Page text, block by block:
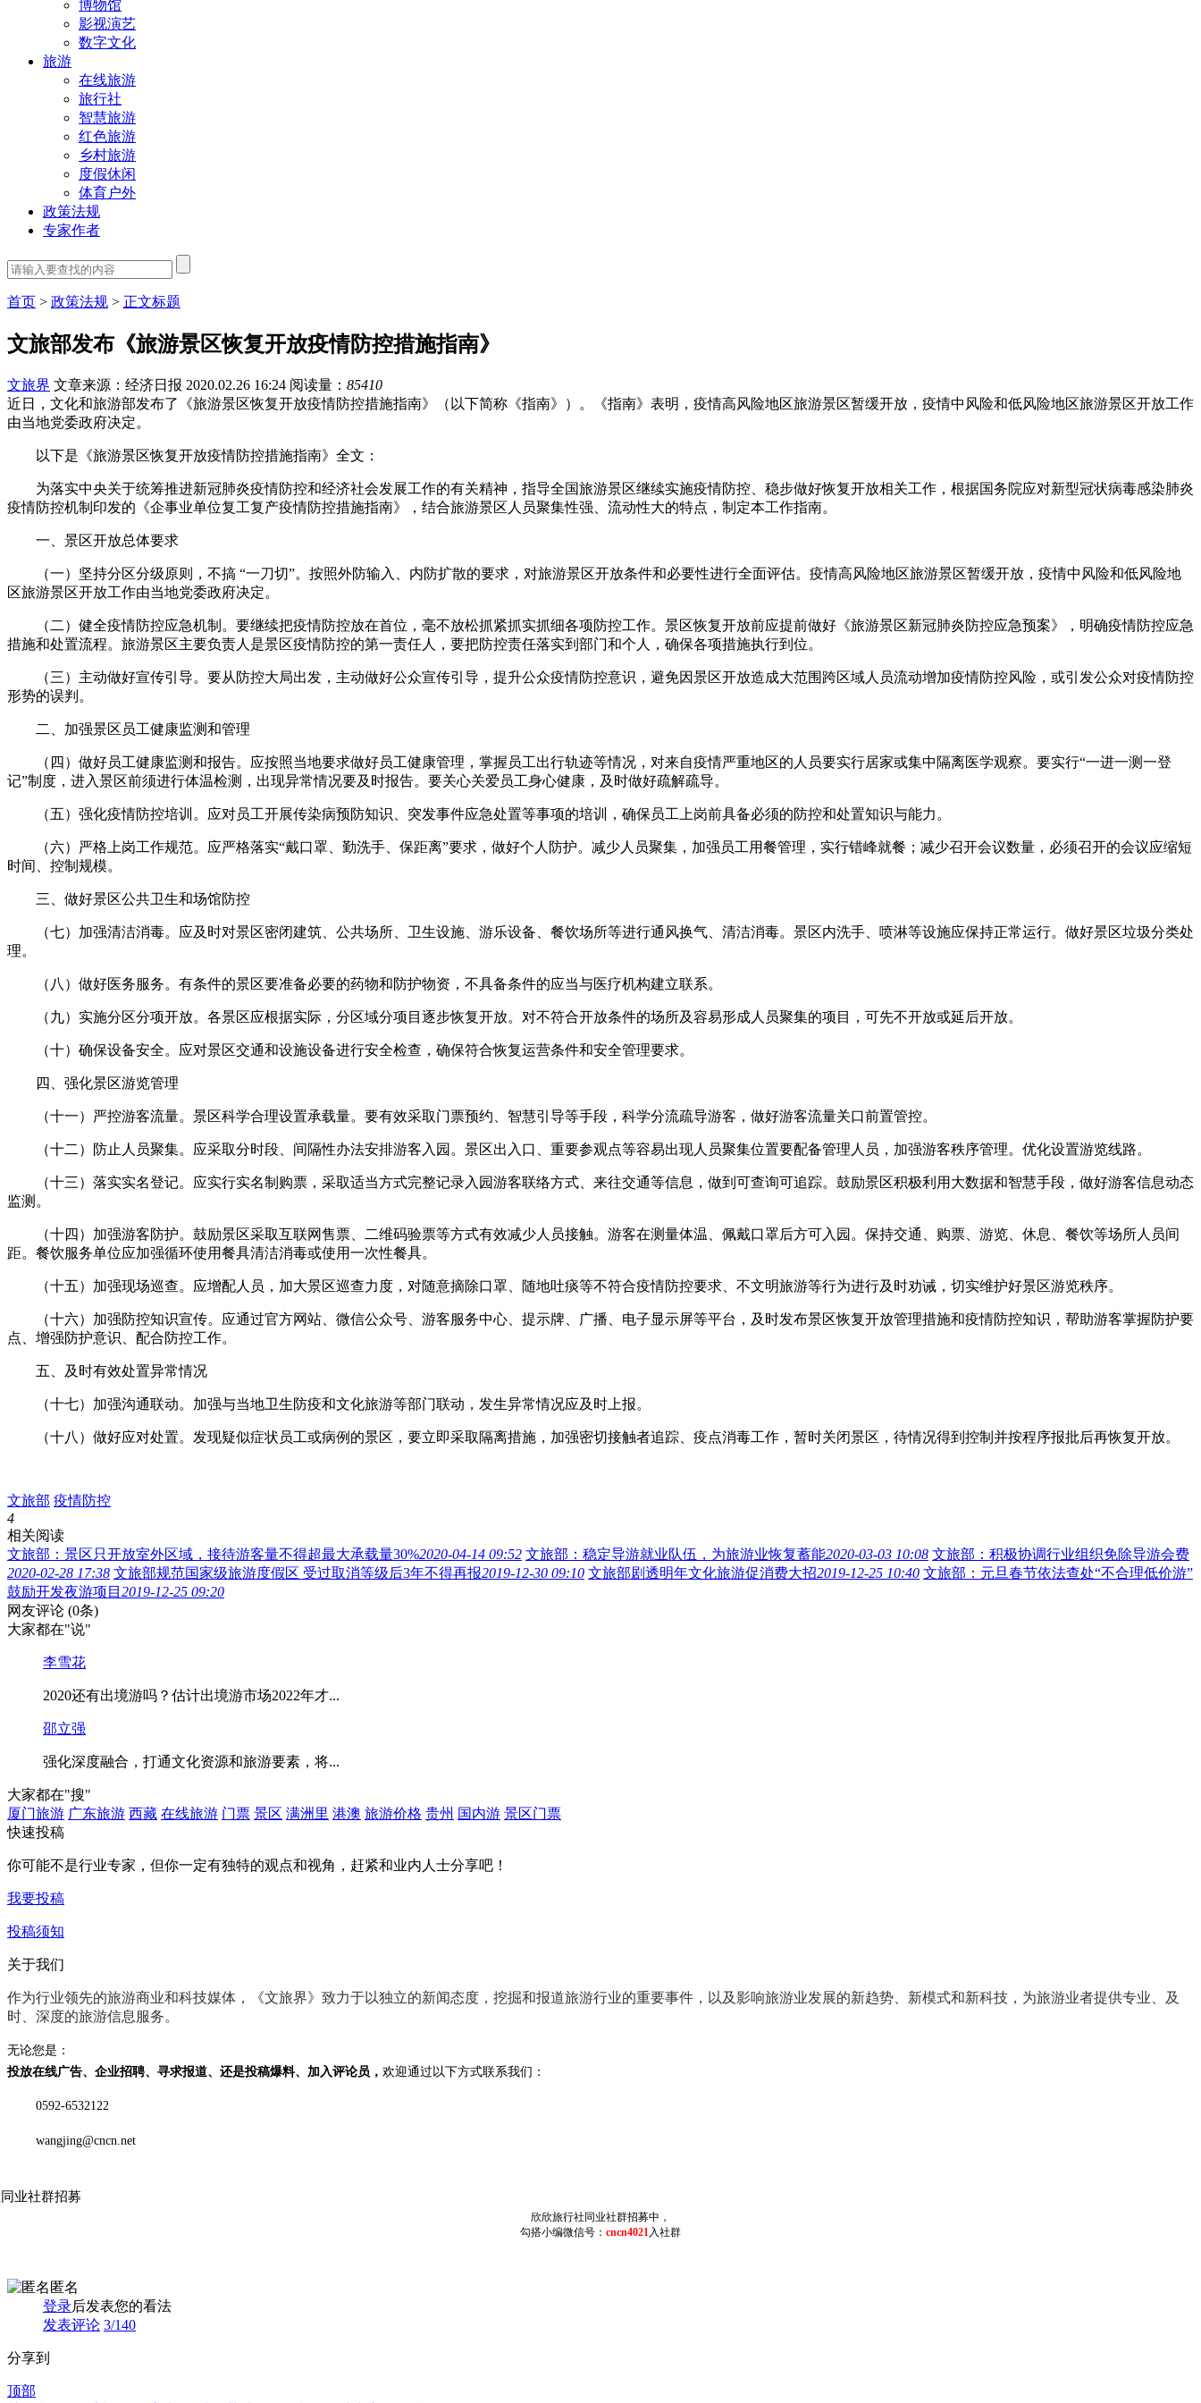
博物馆
影视演艺
数字文化
旅游
在线旅游
旅行社
智慧旅游
红色旅游
乡村旅游
度假休闲
体育户外
政策法规
专家作者
首页 > 政策法规 > 正文标题
文旅部发布《旅游景区恢复开放疫情防控措施指南》
文旅界 文章来源：经济日报 2020.02.26 16:24 阅读量： 85410
近日，文化和旅游部发布了《旅游景区恢复开放疫情防控措施指南》（以下简称《指南》）。《指南》表明，疫情高风险地区旅游景区暂缓开放，疫情中风险和低风险地区旅游景区开放工作
由当地党委政府决定。
以下是《旅游景区恢复开放疫情防控措施指南》全文：
为落实中央关于统筹推进新冠肺炎疫情防控和经济社会发展工作的有关精神，指导全国旅游景区继续实施疫情防控、稳步做好恢复开放相关工作，根据国务院应对新型冠状病毒感染肺炎
疫情防控机制印发的《企事业单位复工复产疫情防控措施指南》，结合旅游景区人员聚集性强、流动性大的特点，制定本工作指南。
一、景区开放总体要求
（一）坚持分区分级原则，不搞 “一刀切”。按照外防输入、内防扩散的要求，对旅游景区开放条件和必要性进行全面评估。疫情高风险地区旅游景区暂缓开放，疫情中风险和低风险地
区旅游景区开放工作由当地党委政府决定。
（二）健全疫情防控应急机制。要继续把疫情防控放在首位，毫不放松抓紧抓实抓细各项防控工作。景区恢复开放前应提前做好《旅游景区新冠肺炎防控应急预案》，明确疫情防控应急
措施和处置流程。旅游景区主要负责人是景区疫情防控的第一责任人，要把防控责任落实到部门和个人，确保各项措施执行到位。
（三）主动做好宣传引导。要从防控大局出发，主动做好公众宣传引导，提升公众疫情防控意识，避免因景区开放造成大范围跨区域人员流动增加疫情防控风险，或引发公众对疫情防控
形势的误判。
二、加强景区员工健康监测和管理
（四）做好员工健康监测和报告。应按照当地要求做好员工健康管理，掌握员工出行轨迹等情况，对来自疫情严重地区的人员要实行居家或集中隔离医学观察。要实行“一进一测一登
记”制度，进入景区前须进行体温检测，出现异常情况要及时报告。要关心关爱员工身心健康，及时做好疏解疏导。
（五）强化疫情防控培训。应对员工开展传染病预防知识、突发事件应急处置等事项的培训，确保员工上岗前具备必须的防控和处置知识与能力。
（六）严格上岗工作规范。应严格落实“戴口罩、勤洗手、保距离”要求，做好个人防护。减少人员聚集，加强员工用餐管理，实行错峰就餐；减少召开会议数量，必须召开的会议应缩短
时间、控制规模。
三、做好景区公共卫生和场馆防控
（七）加强清洁消毒。应及时对景区密闭建筑、公共场所、卫生设施、游乐设备、餐饮场所等进行通风换气、清洁消毒。景区内洗手、喷淋等设施应保持正常运行。做好景区垃圾分类处
理。
（八）做好医务服务。有条件的景区要准备必要的药物和防护物资，不具备条件的应当与医疗机构建立联系。
（九）实施分区分项开放。各景区应根据实际，分区域分项目逐步恢复开放。对不符合开放条件的场所及容易形成人员聚集的项目，可先不开放或延后开放。
（十）确保设备安全。应对景区交通和设施设备进行安全检查，确保符合恢复运营条件和安全管理要求。
四、强化景区游览管理
（十一）严控游客流量。景区科学合理设置承载量。要有效采取门票预约、智慧引导等手段，科学分流疏导游客，做好游客流量关口前置管控。
（十二）防止人员聚集。应采取分时段、间隔性办法安排游客入园。景区出入口、重要参观点等容易出现人员聚集位置要配备管理人员，加强游客秩序管理。优化设置游览线路。
（十三）落实实名登记。应实行实名制购票，采取适当方式完整记录入园游客联络方式、来往交通等信息，做到可查询可追踪。鼓励景区积极利用大数据和智慧手段，做好游客信息动态
监测。
（十四）加强游客防护。鼓励景区采取互联网售票、二维码验票等方式有效减少人员接触。游客在测量体温、佩戴口罩后方可入园。保持交通、购票、游览、休息、餐饮等场所人员间
距。餐饮服务单位应加强循环使用餐具清洁消毒或使用一次性餐具。
（十五）加强现场巡查。应增配人员，加大景区巡查力度，对随意摘除口罩、随地吐痰等不符合疫情防控要求、不文明旅游等行为进行及时劝诫，切实维护好景区游览秩序。
（十六）加强防控知识宣传。应通过官方网站、微信公众号、游客服务中心、提示牌、广播、电子显示屏等平台，及时发布景区恢复开放管理措施和疫情防控知识，帮助游客掌握防护要
点、增强防护意识、配合防控工作。
五、及时有效处置异常情况
（十七）加强沟通联动。加强与当地卫生防疫和文化旅游等部门联动，发生异常情况应及时上报。
（十八）做好应对处置。发现疑似症状员工或病例的景区，要立即采取隔离措施，加强密切接触者追踪、疫点消毒工作，暂时关闭景区，待情况得到控制并按程序报批后再恢复开放。
文旅部 疫情防控
4
相关阅读
文旅部：景区只开放室外区域，接待游客量不得超最大承载量30%2020-04-14 09:52 文旅部：稳定导游就业队伍，为旅游业恢复蓄能2020-03-03 10:08 文旅部：积极协调行业组织免除导游会费
2020-02-28 17:38 文旅部规范国家级旅游度假区 受过取消等级后3年不得再报2019-12-30 09:10 文旅部剧透明年文化旅游促消费大招2019-12-25 10:40 文旅部：元旦春节依法查处“不合理低价游”
鼓励开发夜游项目 2019-12-25 09:20
网友评论 (0条)
大家都在"说"
李雪花
2020还有出境游吗？估计出境游市场2022年才...
邵立强
强化深度融合，打通文化资源和旅游要素，将...
大家都在"搜"
厦门旅游 广东旅游 西藏 在线旅游 门票 景区 满洲里 港澳 旅游价格 贵州 国内游 景区门票
快速投稿
你可能不是行业专家，但你一定有独特的观点和视角 ，赶紧和业内人士分享吧！
我要投稿
投稿须知
关于我们
作为行业领先的旅游商业和科技媒体，《文旅界》致力于以独立的新闻态度 ，挖掘和报道旅游行业的重要事件 ，以及影响旅游业发展的新趋势 新模式和新科技 ，为旅游业者提供专业、及
时、深度的旅游信息服务。
无论您是：
投放在线广告、企业招聘、寻求报道、还是投稿爆料、加入评论员， 欢迎通过以下方式联系我们：
0592-6532122
wangjing@cncn.net
业社群招募
欣欣旅行社同业社群招募中，
勾搭小编微信号： cncn4021入社群
匿名
登录后发表您的看法
发表评论 3/140
分享到
顶部